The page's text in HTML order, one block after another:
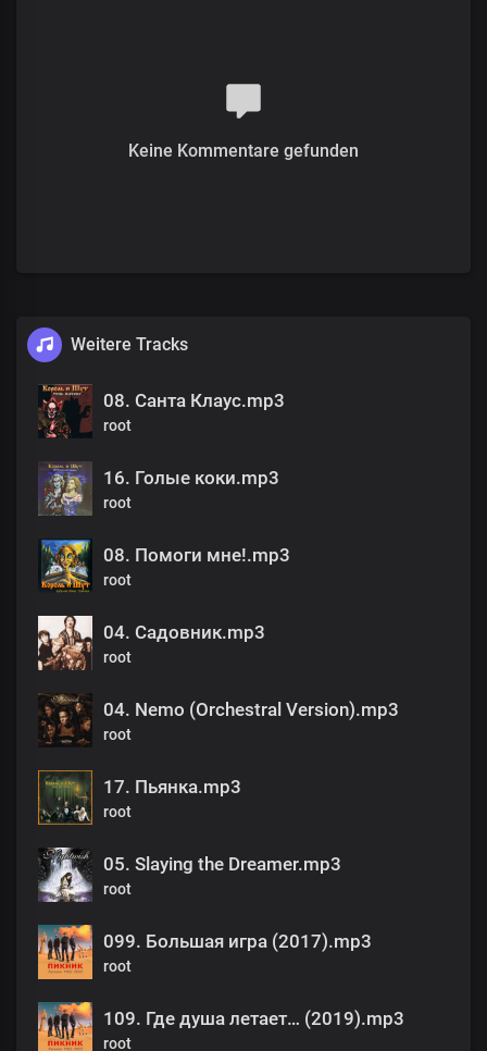
Keine Kommentare gefunden
Weitere Tracks
08. Санта Клаус.mp3
root
16. Голые коки.mp3
root
08. Помоги мне!.mp3
root
04. Садовник.mp3
root
04. Nemo (Orchestral Version).mp3
root
17. Пьянка.mp3
root
05. Slaying the Dreamer.mp3
root
099. Большая игра (2017).mp3
root
109. Где душа летает… (2019).mp3
root